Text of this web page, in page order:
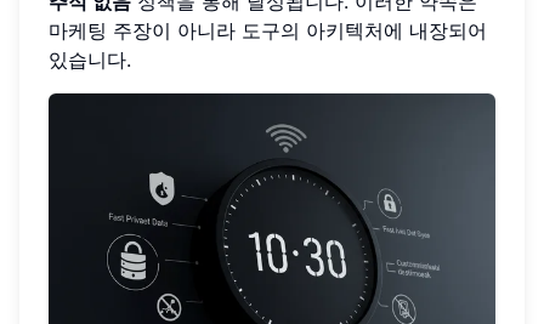
마케팅 주장이 아니라 도구의 아키텍처에 내장되어
있습니다.